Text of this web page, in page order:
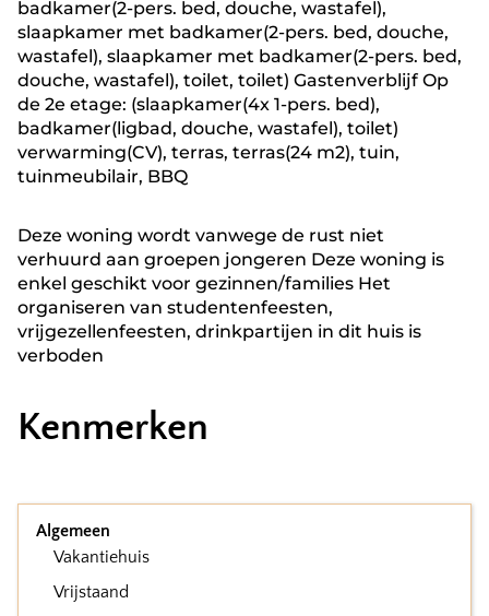
badkamer(2-pers. bed, douche, wastafel),
slaapkamer met badkamer(2-pers. bed, douche,
wastafel), slaapkamer met badkamer(2-pers. bed,
douche, wastafel), toilet, toilet) Gastenverblijf Op
de 2e etage: (slaapkamer(4x 1-pers. bed),
badkamer(ligbad, douche, wastafel), toilet)
verwarming(CV), terras, terras(24 m2), tuin,
tuinmeubilair, BBQ
Deze woning wordt vanwege de rust niet
verhuurd aan groepen jongeren Deze woning is
enkel geschikt voor gezinnen/families Het
organiseren van studentenfeesten,
vrijgezellenfeesten, drinkpartijen in dit huis is
verboden
Kenmerken
Algemeen
Vakantiehuis
Vrijstaand